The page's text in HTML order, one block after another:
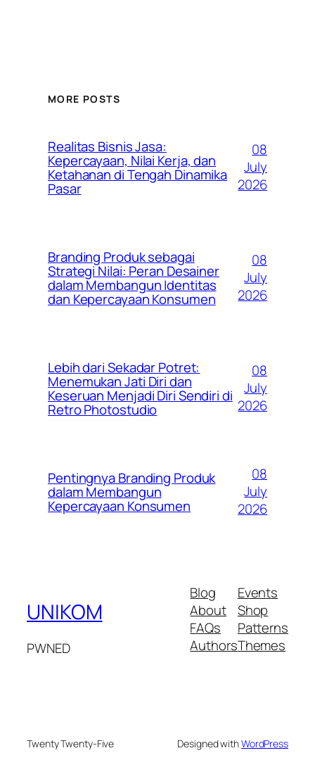
MORE POSTS
Realitas Bisnis Jasa:
Kepercayaan, Nilai Kerja, dan
Ketahanan di Tengah Dinamika
Pasar
08
July
2026
Branding Produk sebagai
Strategi Nilai: Peran Desainer
dalam Membangun Identitas
dan Kepercayaan Konsumen
08
July
2026
Lebih dari Sekadar Potret:
Menemukan Jati Diri dan
Keseruan Menjadi Diri Sendiri di
Retro Photostudio
08
July
2026
Pentingnya Branding Produk
dalam Membangun
Kepercayaan Konsumen
08
July
2026
UNIKOM
PWNED
Blog
About
FAQs
Authors
Events
Shop
Patterns
Themes
Twenty Twenty-Five Designed withWordPress